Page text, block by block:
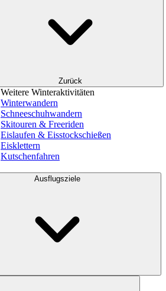
Zurück
Weitere Winteraktivitäten
Winterwandern
Schneeschuhwandern
Skitouren & Freeriden
Eislaufen & Eisstockschießen
Eisklettern
Kutschenfahren
Ausflugsziele